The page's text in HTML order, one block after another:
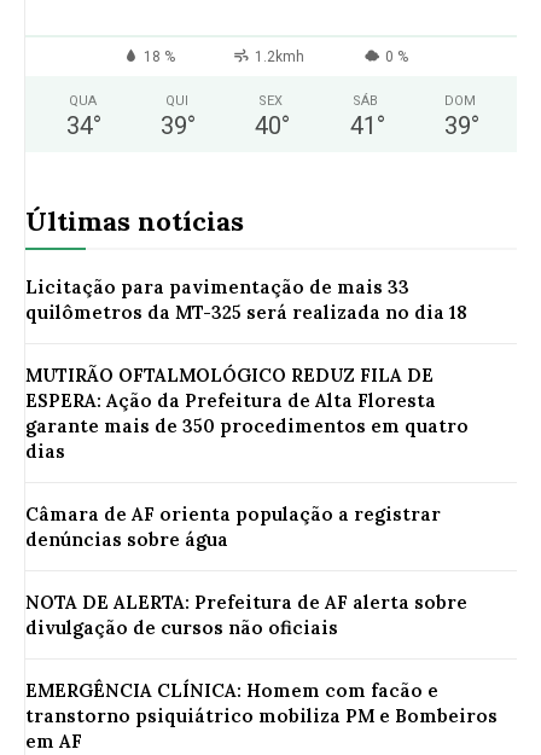
18 % 1.2kmh 0 %
QUA
34°
QUI
39°
SEX
40°
SÁB
41 °
DOM
39°
Últimas notícias
Licitação para pavimentação de mais 33
quilômetros da MT-325 será realizada no dia 18
MUTIRÃO OFTALMOLÓGICO REDUZ FILA DE
ESPERA: Ação da Prefeitura de Alta Floresta
garante mais de 350 procedimentos em quatro
dias
Câmara de AF orienta população a registrar
denúncias sobre água
NOTA DE ALERTA: Prefeitura de AF alerta sobre
divulgação de cursos não oficiais
EMERGÊNCIA CLÍNICA: Homem com facão e
transtorno psiquiátrico mobiliza PM e Bombeiros
em AF